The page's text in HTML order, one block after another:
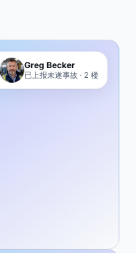
Greg Becker
已上报未遂事故 · 2 楼